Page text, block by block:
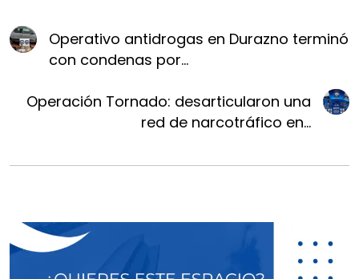
Operativo antidrogas en Durazno terminó
con condenas por...
Operación Tornado: desarticularon una
red de narcotráfico en...